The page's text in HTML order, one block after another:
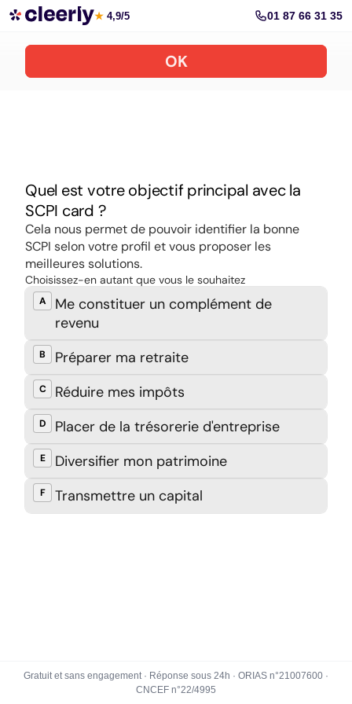
Souscrire aux meilleures SCPI en ligne
★ 4,9/5 01 87 66 31 35
Gratuit et sans engagement · Réponse sous 24h · ORIAS n°21007600 ·
CNCEF n°22/4995